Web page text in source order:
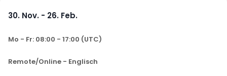
30. Nov. - 26. Feb.
Mo - Fr: 08:00 - 17:00 (UTC)
Remote/Online - Englisch